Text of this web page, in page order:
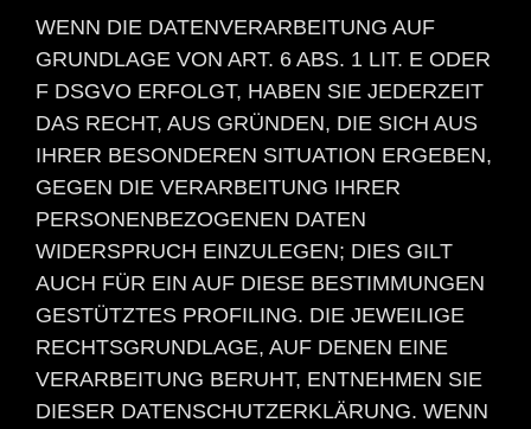
WENN DIE DATENVERARBEITUNG AUF
GRUNDLAGE VON ART. 6 ABS. 1 LIT. E ODER
F DSGVO ERFOLGT, HABEN SIE JEDERZEIT
DAS RECHT, AUS GRÜNDEN, DIE SICH AUS
IHRER BESONDEREN SITUATION ERGEBEN,
GEGEN DIE VERARBEITUNG IHRER
PERSONENBEZOGENEN DATEN
WIDERSPRUCH EINZULEGEN; DIES GILT
AUCH FÜR EIN AUF DIESE BESTIMMUNGEN
GESTÜTZTES PROFILING. DIE JEWEILIGE
RECHTSGRUNDLAGE, AUF DENEN EINE
VERARBEITUNG BERUHT, ENTNEHMEN SIE
DIESER DATENSCHUTZERKLÄRUNG. WENN